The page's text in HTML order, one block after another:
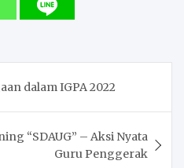
dalam IGPA 2022
“SDAUG” – Aksi Nyata
Guru Penggerak